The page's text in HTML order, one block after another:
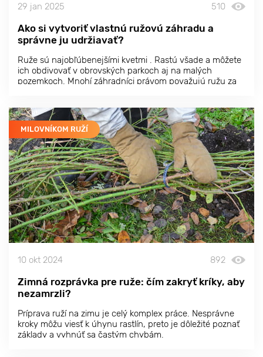
29 jan 2025 510
Ako si vytvoriť vlastnú ružovú záhradu a
správne ju udržiavať?
Ruže sú najobľúbenejšími kvetmi . Rastú všade a môžete
ich obdivovať v obrovských parkoch aj na malých
pozemkoch. Mnohí záhradníci právom považujú ružu za
MILOVNÍKOM RUŽÍ
10 okt 2024 892
Zimná rozprávka pre ruže: čím zakryť kríky, aby
nezamrzli?
Príprava ruží na zimu je celý komplex práce. Nesprávne
kroky môžu viesť k úhynu rastlín, preto je dôležité poznať
základy a vyhnúť sa častým chybám.